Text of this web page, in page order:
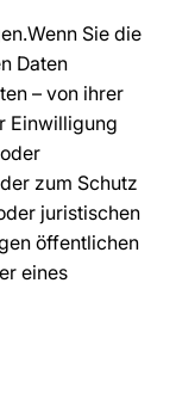
Sie die
Daten
– von ihrer
Einwilligung
zum Schutz
juristischen
öffentlichen
eines